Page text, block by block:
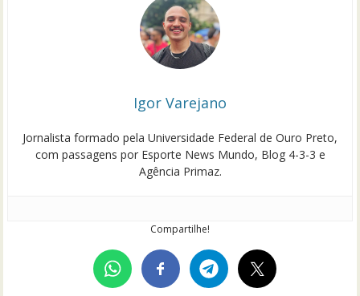
Igor Varejano
Jornalista formado pela Universidade Federal de Ouro Preto,
com passagens por Esporte News Mundo, Blog 4-3-3 e
Agência Primaz.
Compartilhe!